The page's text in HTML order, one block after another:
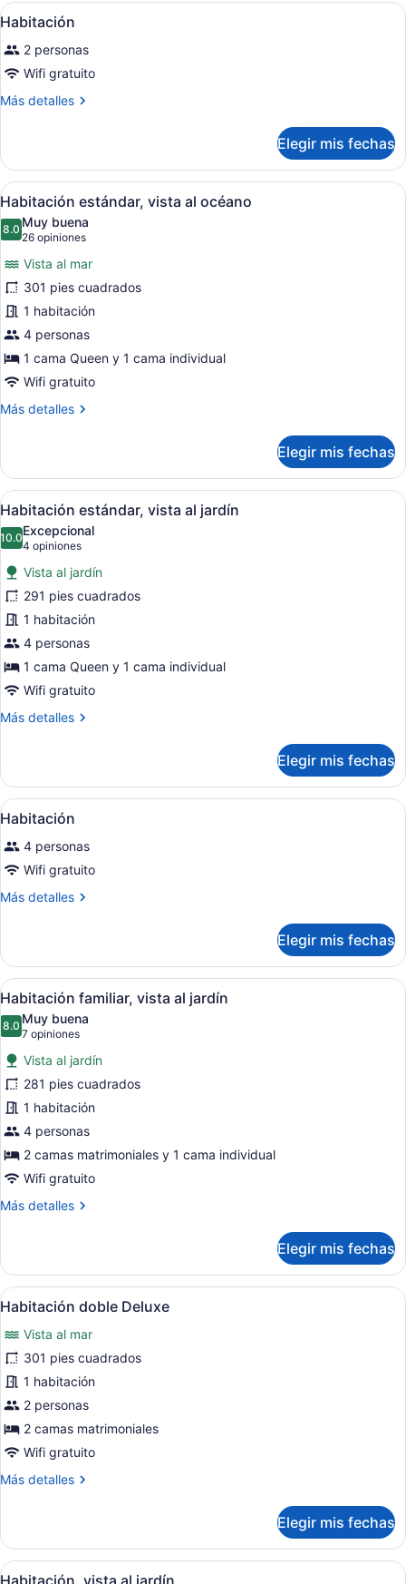
Abrir
todas
las
fotos
de
Una habitación de hotel con una
6
Habitación
2 personas
Wifi gratuito
Más detalles
Más
Elegir mis fechas
Abrir
todas
las
fotos
de
Habitación
estándar,
vista
al
océano
Habitación de hotel con una
8
Habitación estándar, vista al océano
8.08.0 de 10
Muy buena
26 opiniones
(26
opiniones)
Vista al mar
301 pies cuadrados
1 habitación
4 personas
1 cama Queen y 1 cama individual
Wifi gratuito
Más detalles
Más
estándar,
vista
al
océano
Elegir mis fechas
Abrir
todas
las
fotos
de
Habitación
estándar,
vista
al
jardín
Una habitación de hotel
6
Habitación estándar, vista al jardín
10.010.0 de 10
Excepcional
4 opiniones
(4
opiniones)
Vista al jardín
291 pies cuadrados
1 habitación
4 personas
1 cama Queen y 1 cama individual
Wifi gratuito
Más detalles
Más
estándar,
vista
al
Elegir mis fechas
Abrir
todas
las
fotos
de
Una habitación de hotel con dos
1
Habitación
4 personas
Wifi gratuito
Más detalles
Más
Elegir mis fechas
Abrir
todas
las
fotos
de
Habitación
familiar,
vista
al
jardín
Una habitación de hotel con dos
6
Habitación familiar, vista al jardín
8.08.0 de 10
Muy buena
7 opiniones
(7
opiniones)
Vista al jardín
281 pies cuadrados
1 habitación
4 personas
2 camas matrimoniales y 1 cama individual
Wifi gratuito
Más detalles
Más
familiar,
vista
al
Elegir mis fechas
Abrir
todas
las
fotos
de
Habitación
doble
Deluxe
Habitación de hotel con dos
5
Habitación doble Deluxe
Vista al mar
301 pies cuadrados
1 habitación
2 personas
2 camas matrimoniales
Wifi gratuito
Más detalles
Más
doble
Deluxe
Elegir mis fechas
Abrir
Habitación de hotel con dos
5